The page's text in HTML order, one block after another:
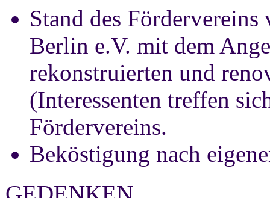
Stand des
Berlin e.V. mit dem
rekonstruierten und
(Interessenten treffen
Fördervereins.
Beköstigung nach